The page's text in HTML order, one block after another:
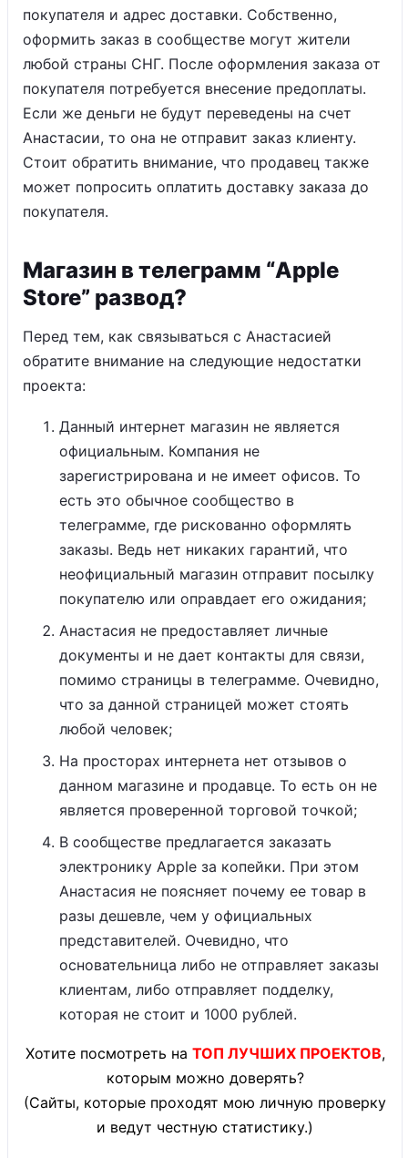
покупателя и адрес доставки. Собственно,
оформить заказ в сообществе могут жители
любой страны СНГ. После оформления заказа от
покупателя потребуется внесение предоплаты.
Если же деньги не будут переведены на счет
Анастасии, то она не отправит заказ клиенту.
Стоит обратить внимание, что продавец также
может попросить оплатить доставку заказа до
покупателя.
Магазин в телеграмм “Apple
Store” развод?
Перед тем, как связываться с Анастасией
обратите внимание на следующие недостатки
проекта:
Данный интернет магазин не является
официальным. Компания не
зарегистрирована и не имеет офисов. То
есть это обычное сообщество в
телеграмме, где рискованно оформлять
заказы. Ведь нет никаких гарантий, что
неофициальный магазин отправит посылку
покупателю или оправдает его ожидания;
Анастасия не предоставляет личные
документы и не дает контакты для связи,
помимо страницы в телеграмме. Очевидно,
что за данной страницей может стоять
любой человек;
На просторах интернета нет отзывов о
данном магазине и продавце. То есть он не
является проверенной торговой точкой;
В сообществе предлагается заказать
электронику Apple за копейки. При этом
Анастасия не поясняет почему ее товар в
разы дешевле, чем у официальных
представителей. Очевидно, что
основательница либо не отправляет заказы
клиентам, либо отправляет подделку,
которая не стоит и 1000 рублей.
Хотите посмотреть на ТОП ЛУЧШИХ ПРОЕКТОВ,
которым можно доверять?
(Сайты, которые проходят мою личную проверку
и ведут честную статистику.)